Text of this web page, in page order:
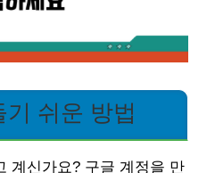
쉬운 방법
계신가요? 구글 계정을 만